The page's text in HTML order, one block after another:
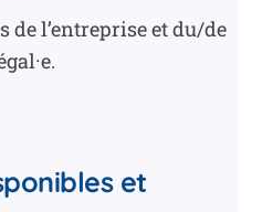
de l’entreprise et du/de
et